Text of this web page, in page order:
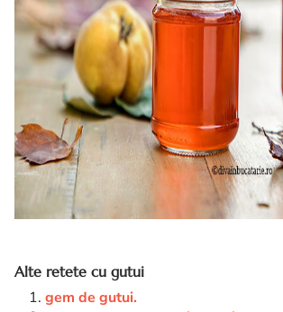
Alte retete cu gutui
gem de gutui.